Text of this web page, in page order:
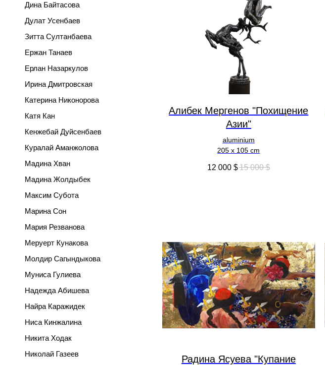
Дина Байтасова
Дулат Усенбаев
Зитта Султанбаева
Ержан Танаев
Ерлан Назаркулов
Ирина Дмитровская
Катерина Никонорова
Катя Кан
Кенжебай Дуйсенбаев
Куралай Аманжолова
Мадина Хван
Мадина Жолдыбек
Максим Субота
Марина Сон
Мария Резванова
Меруерт Кунакова
Молдир Сагындыкова
Муниса Гулиева
Надежда Абишева
Найра Каражидек
Ниса Кинжалина
Никита Ходак
Николай Газеев
Алибек Мергенов "Похищение
Азии"
aluminium
205 x 105 cm
12 000 $15 000 $
Радина Ясуева "Купание